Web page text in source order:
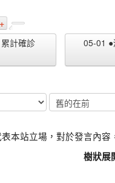
計確診
05-01
本站立場，對於發言內容
樹狀展